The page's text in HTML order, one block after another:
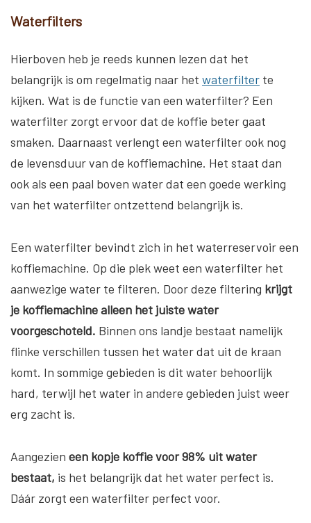
Waterfilters
Hierboven heb je reeds kunnen lezen dat het
belangrijk is om regelmatig naar het waterfilter te
kijken. Wat is de functie van een waterfilter? Een
waterfilter zorgt ervoor dat de koffie beter gaat
smaken. Daarnaast verlengt een waterfilter ook nog
de levensduur van de koffiemachine. Het staat dan
ook als een paal boven water dat een goede werking
van het waterfilter ontzettend belangrijk is.
Een waterfilter bevindt zich in het waterreservoir een
koffiemachine. Op die plek weet een waterfilter het
aanwezige water te filteren. Door deze filtering krijgt
je koffiemachine alleen het juiste water
voorgeschoteld. Binnen ons landje bestaat namelijk
flinke verschillen tussen het water dat uit de kraan
komt. In sommige gebieden is dit water behoorlijk
hard, terwijl het water in andere gebieden juist weer
erg zacht is.
Aangezien een kopje koffie voor 98% uit water
bestaat, is het belangrijk dat het water perfect is.
Dáár zorgt een waterfilter perfect voor.